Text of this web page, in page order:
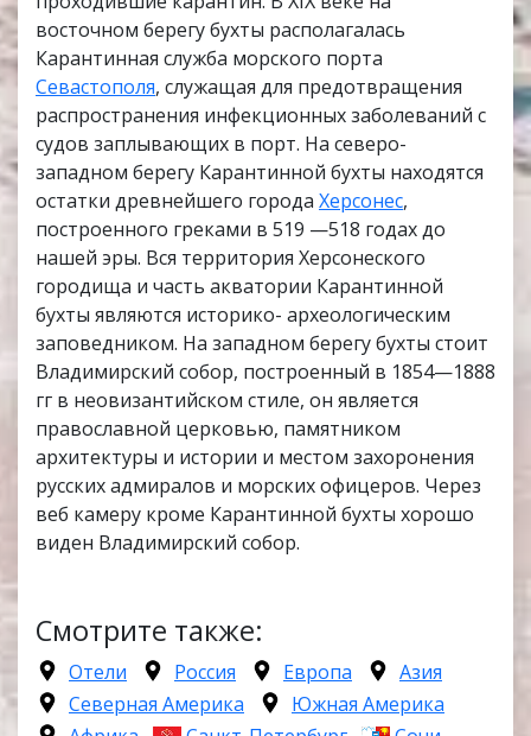
восточном берегу бухты располагалась
Карантинная служба морского порта
Севастополя, служащая для предотвращения
распространения инфекционных заболеваний с
судов заплывающих в порт. На северо-
западном берегу Карантинной бухты находятся
остатки древнейшего города Херсонес,
построенного греками в 519 —518 годах до
нашей эры. Вся территория Херсонеского
городища и часть акватории Карантинной
бухты являются историко- археологическим
заповедником. На западном берегу бухты стоит
Владимирский собор, построенный в 1854—1888
гг в неовизантийском стиле, он является
православной церковью, памятником
архитектуры и истории и местом захоронения
русских адмиралов и морских офицеров. Через
веб камеру кроме Карантинной бухты хорошо
виден Владимирский собор.
Смотрите также:
Отели Россия Европа
Азия
Северная Америка
Южная Америка